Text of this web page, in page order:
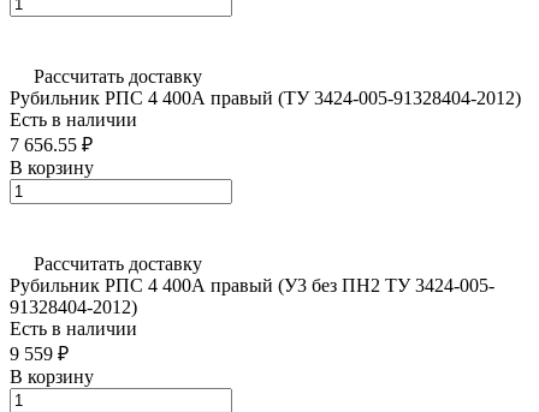
Рассчитать доставку
Рубильник РПС 4 400А правый (ТУ 3424-005-91328404-2012)
Есть в наличии
7 656.55 ₽
В корзину
Рассчитать доставку
Рубильник РПС 4 400А правый (У3 без ПН2 ТУ 3424-005-
91328404-2012)
Есть в наличии
9 559 ₽
В корзину